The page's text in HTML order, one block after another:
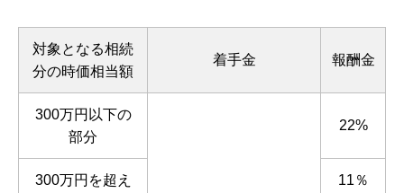
対象となる相続
分の時価相当額
着手金 報酬金
300万円以下の
部分
22%
300万円を超え
11％